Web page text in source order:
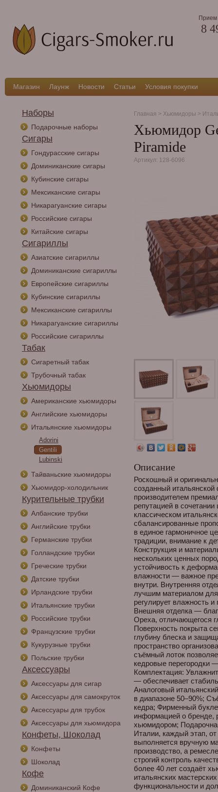
Прием
8
Магазин Лаунж Новости Статьи Условия покупки
Наборы
Подарочные наборы
Сигары
Гондурасские сигары
Доминиканские сигары
Кубинские сигары
Мексиканские сигары
Никарагуанские сигары
Российские сигары
Китайские сигары
Сигариллы
Азиатские сигариллы
Доминиканские сигариллы
Европейские сигариллы
Кубинские сигариллы
Мексиканские сигариллы
Никарагуанские сигариллы
Российские сигариллы
Табак
Сигаретный табак
Трубочный табак
Хьюмидоры
Американские хьюмидоры
Английские хьюмидоры
Итальянские хьюмидоры
Adorini
Gentili
Lubinski
Тайваньские хьюмидоры
Хьюмидор-холодильник
Курительные трубки
Албанские трубки
Английские трубки
Германские трубки
Голландские трубки
Греческие трубки
Датские трубки
Ирландские трубки
Итальянские трубки
Российские трубки
Французские трубки
Кукурузные трубки
Польские трубки
Аксессуары
Аксессуары для сигар
Аксессуары для самокруток
Аксессуары для трубок
Аксессуары для хьюмидора
Конфеты, Шоколад
Конфеты
Шоколад
Кофе
Доминиканский Кофе
Главная > Хьюмидоры >
Хьюмидор
Piramide
Артикул: 128-6096
Описание
Роскошный и
созданный
производителем
репутацией в
классическом
сбалансированные
в единое гармоничное
традиции, внимание к
Конструкция и
нескольких ценных
устойчивость к
влажности — важное
внутри. Внутренняя
лучшим материалом
регулирует влажность и
Внешняя отделка —
Ореха, отличающегося
Поверхность покрыта
глубину блеска и
пространство
съёмный лоток
кедровые перегородки
Комплектация:
— обеспечивает
Аналоговый
в диапазоне 50–90%;
кедра; Фирменный
информацией о бренде,
хьюмидором;
Италии, каждый этап,
выполняется вручную
производство, а
строгий контроль
более 40 лет создаёт
итальянских
функциональности и